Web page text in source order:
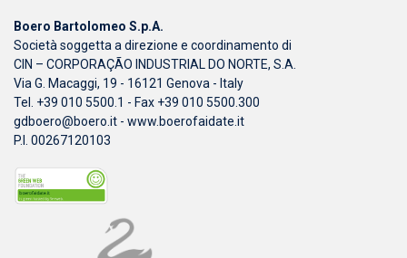
Boero Bartolomeo S.p.A.
Società soggetta a direzione e coordinamento di
CIN – CORPORAÇÃO INDUSTRIAL DO NORTE, S.A.
Via G. Macaggi, 19 - 16121 Genova - Italy
Tel. +39 010 5500.1 - Fax +39 010 5500.300
gdboero@boero.it - www.boerofaidate.it
P.I. 00267120103